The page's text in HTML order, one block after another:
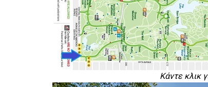
Κάντε κλικ